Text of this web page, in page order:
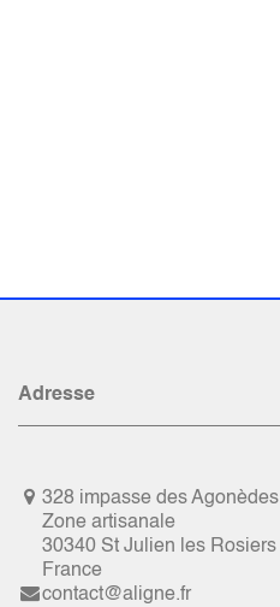
Adresse
328 impasse des Agonèdes
Zone artisanale
30340 St Julien les Rosiers
France
contact@aligne.fr